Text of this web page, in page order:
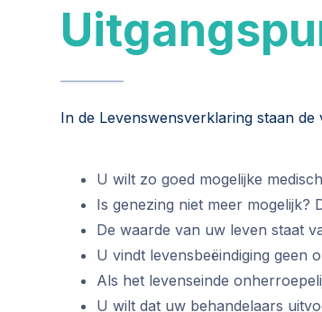
In de Levenswensverklaring staan
U wilt zo goed mogelijke
Is genezing niet meer
De waarde van uw leven staat
U vindt levensbeëindiging geen
Als het levenseinde
U wilt dat uw behandelaars